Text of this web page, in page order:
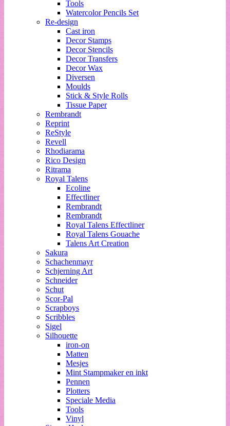
Tools
Watercolor Pencils Set
Re-design
Cast iron
Decor Stamps
Decor Stencils
Decor Transfers
Decor Wax
Diversen
Moulds
Stick & Style Rolls
Tissue Paper
Rembrandt
Reprint
ReStyle
Revell
Rhodiarama
Rico Design
Ritrama
Royal Talens
Ecoline
Effectliner
Rembrandt
Rembrandt
Royal Talens Effectliner
Royal Talens Gouache
Talens Art Creation
Sakura
Schachenmayr
Schjerning Art
Schneider
Schut
Scor-Pal
Scrapboys
Scribbles
Sigel
Silhouette
iron-on
Matten
Mesjes
Mint Stampmaker en inkt
Pennen
Plotters
Speciale Media
Tools
Vinyl